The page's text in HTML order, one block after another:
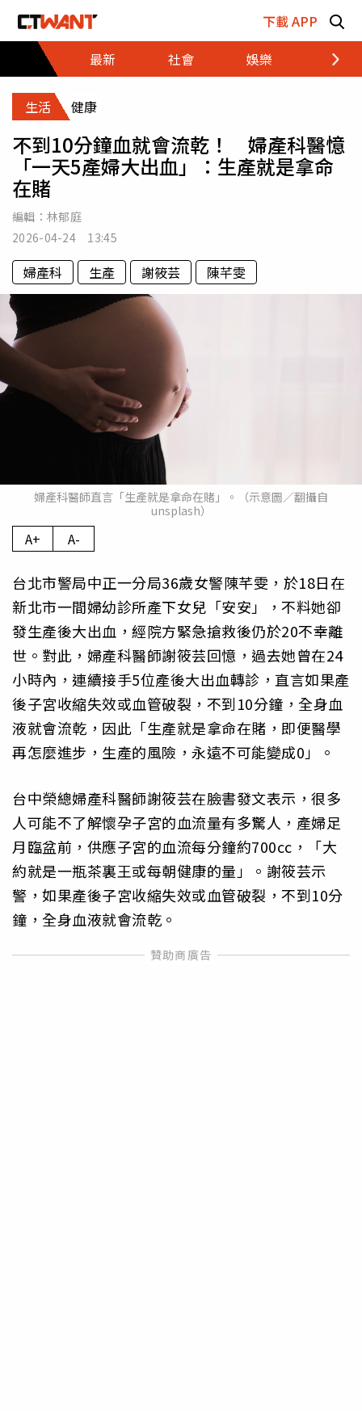
下載 APP
最新
社會 娛樂 財經
生活 健康
不到10分鐘血就會流乾！ 婦產科醫憶
「一天5產婦大出血」：生產就是拿命
在賭
編輯： 林郁庭
2026-04-24 13:45
婦產科 生產 謝筱芸 陳芊雯
婦產科醫師直言「生產就是拿命在賭」。（示意圖／翻攝自
unsplash）
A+ A-
台北市警局中正一分局36歲女警陳芊雯，於18日在
新北市一間婦幼診所產下女兒「安安」，不料她卻
發生產後大出血，經院方緊急搶救後仍於20不幸離
世。對此，婦產科醫師謝筱芸回憶，過去她曾在24
小時內，連續接手5位產後大出血轉診，直言如果產
後子宮收縮失效或血管破裂，不到10分鐘，全身血
液就會流乾，因此「生產就是拿命在賭，即便醫學
再怎麼進步，生產的風險，永遠不可能變成0」。
台中榮總婦產科醫師謝筱芸在臉書發文表示，很多
人可能不了解懷孕子宮的血流量有多驚人，產婦足
月臨盆前，供應子宮的血流每分鐘約700cc，「大
約就是一瓶茶裏王或每朝健康的量」。謝筱芸示
警，如果產後子宮收縮失效或血管破裂，不到10分
鐘，全身血液就會流乾。